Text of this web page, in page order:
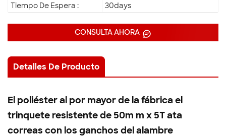
Tiempo De Espera :
30days
CONSULTA AHORA
Detalles De Producto
El poliéster al por mayor de la fábrica el
trinquete resistente de 50m m x 5T ata
correas con los ganchos del alambre